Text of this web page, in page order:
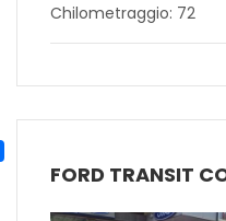
Chilometraggio: 72